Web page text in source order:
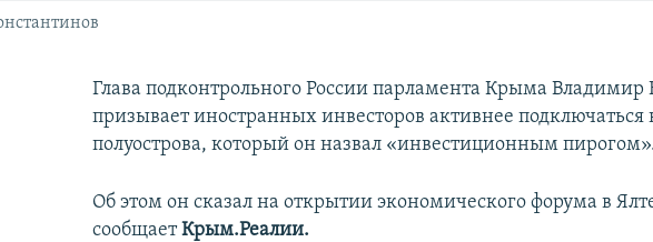
Глава подконтрольного России парламента Крыма Владимир
призывает иностранных инвесторов активнее
полуострова, который он назвал «инвестиционным
Об этом он сказал на открытии экономического форума в
сообщаетКрым.Реалии.